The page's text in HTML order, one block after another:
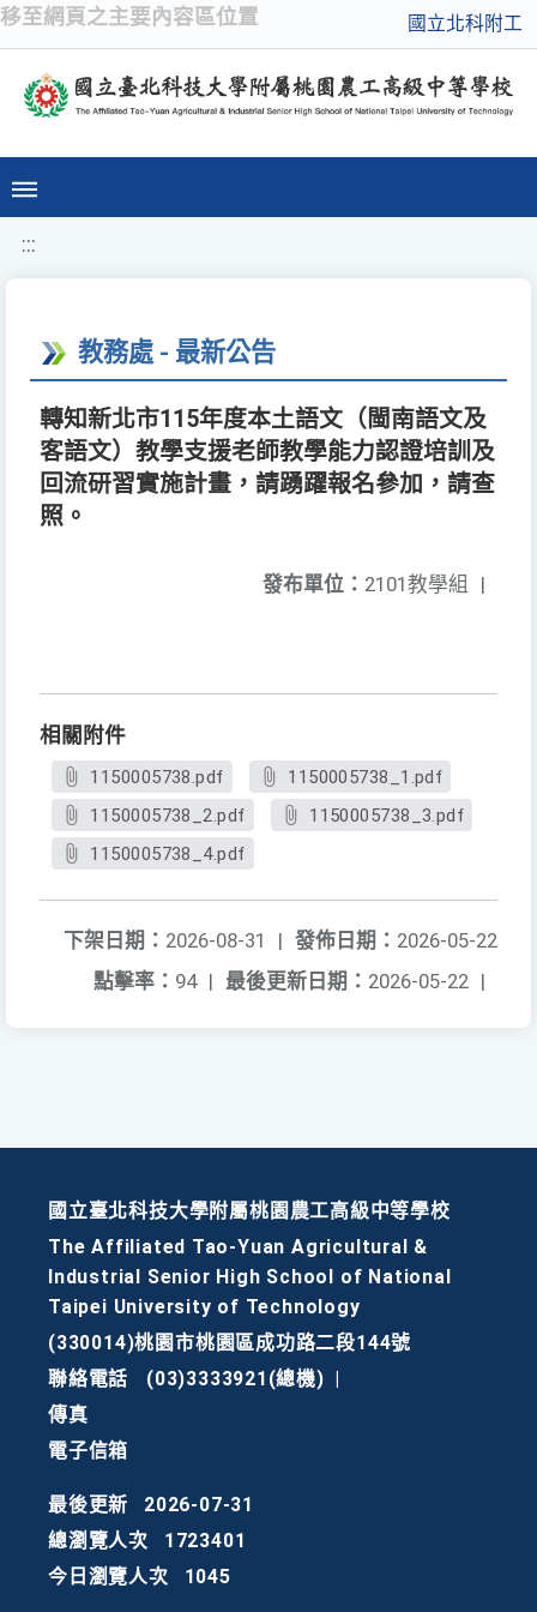
移至網頁之主要內容區位置 國立北科附工
:::
教務處 - 最新公告
轉知新北市115年度本土語文（閩南語文及
客語文）教學支援老師教學能力認證培訓及
回流研習實施計畫，請踴躍報名參加，請查
照。
發布單位： 2101教學組 |
相關附件
1150005738.pdf
1150005738_1.pdf
1150005738_2.pdf
1150005738_3.pdf
1150005738_4.pdf
發佈日期： 2026-05-22
下架日期： 2026-08-31
|
最後更新日期： 2026-05-22 |
點擊率： 94 |
國立臺北科技大學附屬桃園農工高級中等學校
The Affiliated Tao-Yuan Agricultural &
Industrial Senior High School of National
Taipei University of Technology
(330014)桃園市桃園區成功路二段144號
聯絡電話
(03)3333921(總機)
傳真
電子信箱
最後更新
2026-07-31
總瀏覽人次
1723401
今日瀏覽人次
1045